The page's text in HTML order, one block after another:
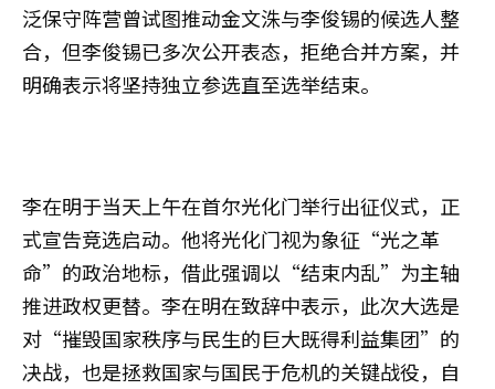
泛保守阵营曾试图推动金文洙与李俊锡的候选人整
合，但李俊锡已多次公开表态，拒绝合并方案，并
明确表示将坚持独立参选直至选举结束。
李在明于当天上午在首尔光化门举行出征仪式，正
式宣告竞选启动。他将光化门视为象征“光之革
命”的政治地标，借此强调以“结束内乱”为主轴
推进政权更替。李在明在致辞中表示，此次大选是
对“摧毁国家秩序与民生的巨大既得利益集团”的
决战，也是拯救国家与国民于危机的关键战役，自